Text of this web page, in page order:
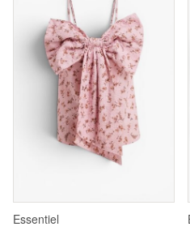
Essentiel